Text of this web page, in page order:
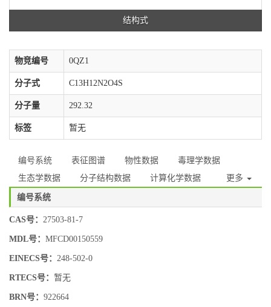
结构式
物竞编号 0QZ1
分子式 C13H12N2O4S
分子量 292.32
标签 暂无
编号系统 表征图谱 物性数据
毒理学数据
生态学数据
分子结构数据 计算化学数据 更多
编号系统
CAS号： 27503-81-7
MDL号： MFCD00150559
EINECS号： 248-502-0
RTECS号： 暂无
BRN号： 922664